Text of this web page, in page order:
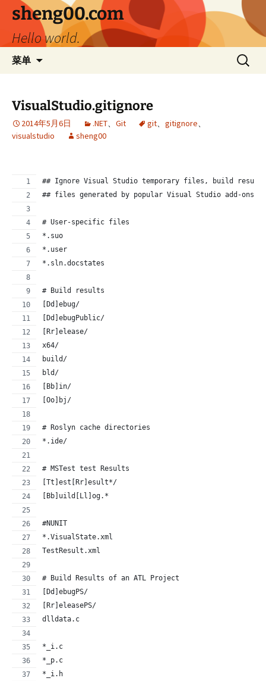
文
sheng00.com
Hello world.
菜单
搜
索：
VisualStudio.gitignore
2014年5月6日 .NET、 Git git、 gitignore、
visualstudio
sheng00
## Ignore Visual Studio temporary files, build
## files generated by popular Visual Studio add-ons.
# User-specific files
*.suo
*.user
*.sln.docstates
# Build results
[Dd]ebug/
[Dd]ebugPublic/
[Rr]elease/
x64/
build/
bld/
[Bb]in/
[Oo]bj/
# Roslyn cache directories
*.ide/
# MSTest test Results
[Tt]est[Rr]esult*/
[Bb]uild[Ll]og.*
#NUNIT
*.VisualState.xml
TestResult.xml
# Build Results of an ATL Project
[Dd]ebugPS/
[Rr]eleasePS/
dlldata.c
*_i.c
*_p.c
*_i.h